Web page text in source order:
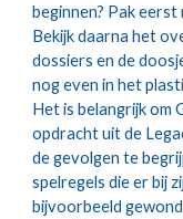
beginnen? Pak
Bekijk daarna het
dossiers en de
nog even in het
Het is belangrijk om
opdracht uit de
de gevolgen te
spelregels die er bij
bijvoorbeeld